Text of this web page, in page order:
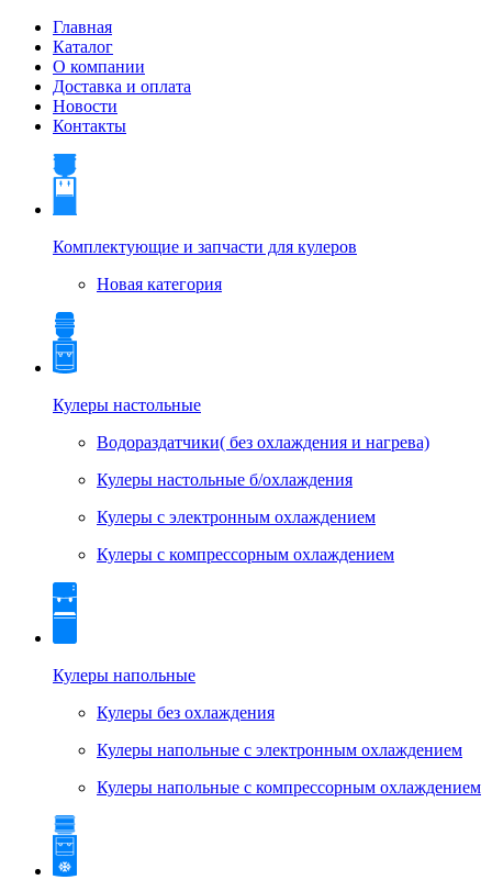
Главная
Каталог
О компании
Доставка и оплата
Новости
Контакты
Комплектующие и запчасти для кулеров
Новая категория
Кулеры настольные
Водораздатчики( без охлаждения и нагрева)
Кулеры настольные б/охлаждения
Кулеры с электронным охлаждением
Кулеры с компрессорным охлаждением
Кулеры напольные
Кулеры без охлаждения
Кулеры напольные с электронным охлаждением
Кулеры напольные с компрессорным охлаждением